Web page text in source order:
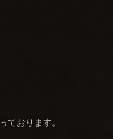
ております。